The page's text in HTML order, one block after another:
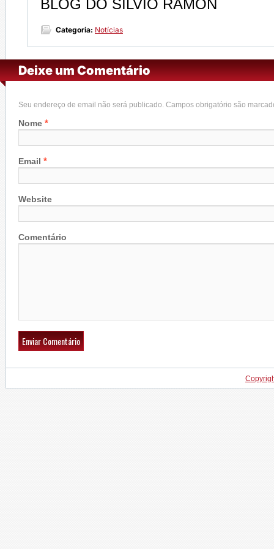
BLOG DO SILVIO RAMON
Categoria: Notícias
Deixe um Comentário
Seu endereço de email não será publicado. Campos obrigatório são
Nome *
Email *
Website
Comentário